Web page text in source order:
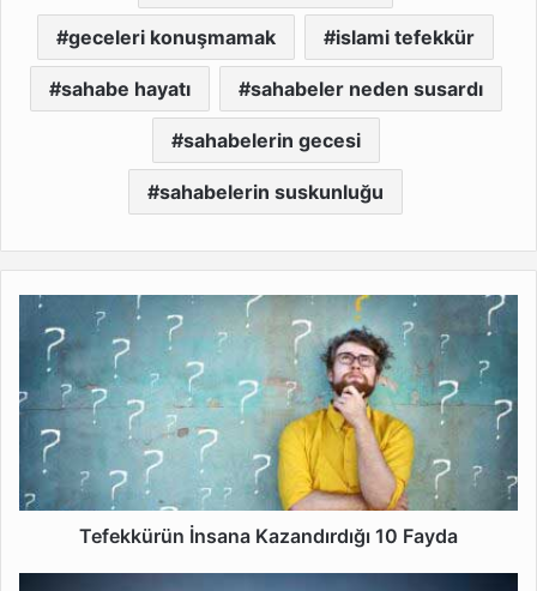
geceleri konuşmamak islami tefekkür
sahabe hayatı sahabeler neden susardı
sahabelerin gecesi
sahabelerin suskunluğu
Tefekkürün
İnsana
Kazandırdığı
Fayda
Tefekkürün İnsana Kazandırdığı 10 Fayda